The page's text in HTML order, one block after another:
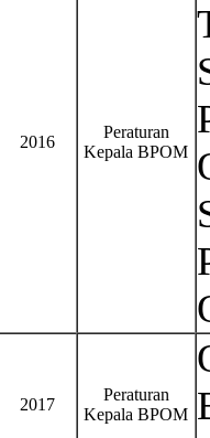
2016
Peraturan
Kepala BPOM
2017
Peraturan
Kepala BPOM